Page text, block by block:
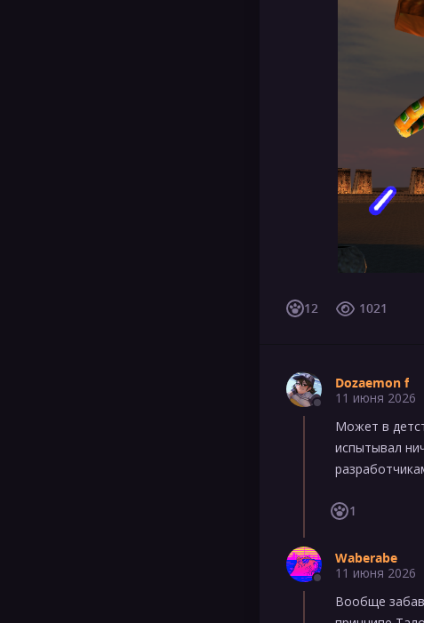
12 1021
Dozaemon f
11 июня 2026
Может в
испытывал
1
Waberabe
11 июня 2026
Вообще